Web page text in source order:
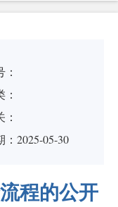
：2025-05-30
程的公开